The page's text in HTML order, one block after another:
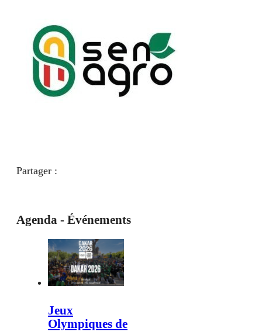
Partager :
Agenda - Événements
Jeux
Olympiques de